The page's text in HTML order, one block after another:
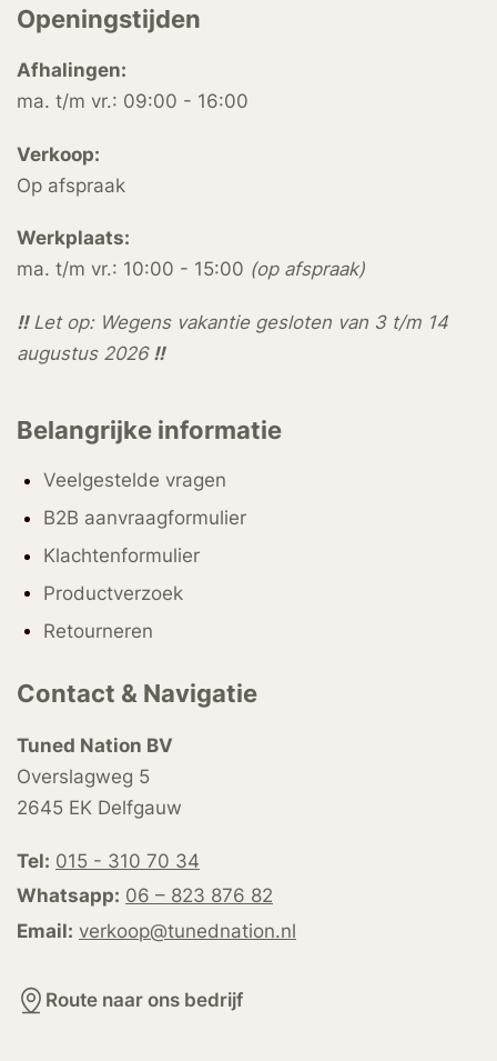
Openingstijden
Afhalingen:
ma. t/m vr.: 09:00 - 16:00
Verkoop:
Op afspraak
Werkplaats:
ma. t/m vr.: 10:00 - 15:00 (op afspraak)
!!Let op: Wegens vakantie gesloten van 3 t/m 14
augustus 2026 !!
Belangrijke informatie
Veelgestelde vragen
B2B aanvraagformulier
Klachtenformulier
Productverzoek
Retourneren
Contact & Navigatie
Tuned Nation BV
Overslagweg 5
2645 EK Delfgauw
Tel: 015 - 310 70 34
Whatsapp: 06 – 823 876 82
Email: verkoop@tunednation.nl
Route naar ons bedrijf